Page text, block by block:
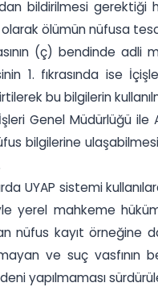
bildirilmesi
ölümün nüfusa
(ç) bendinde
1. fıkrasında ise
bu bilgilerin
Genel Müdürlüğü
bilgilerine
UYAP sistemi
yerel mahkeme
nüfus kayıt örneğine
ve suç vasfının
yapılmaması